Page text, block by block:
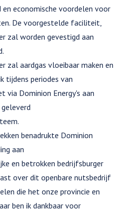
en economische voordelen voor
De voorgestelde faciliteit,
zal worden gevestigd aan
zal aardgas vloeibaar maken en
tijdens periodes van
via Dominion Energy's aan
benadrukte Dominion
aan
en betrokken bedrijfsburger
over dit openbare nutsbedrijf
die het onze provincie en
ben ik dankbaar voor